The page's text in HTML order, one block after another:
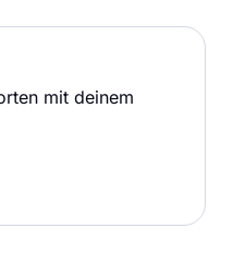
mit deinem